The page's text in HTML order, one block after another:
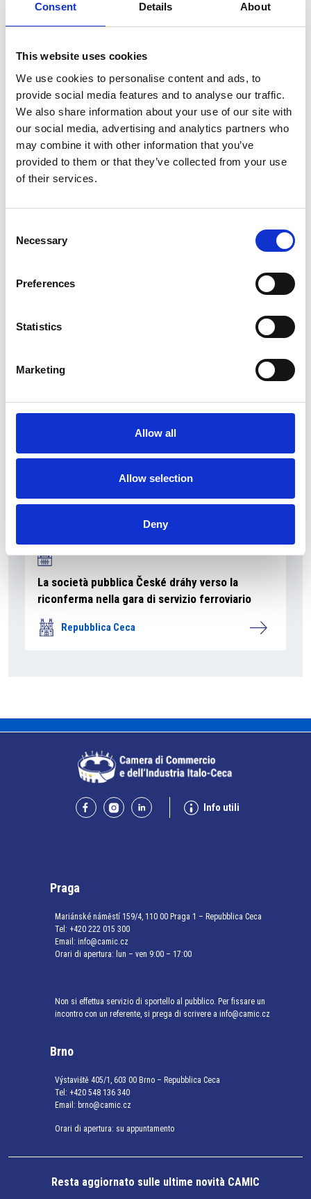
Consent Details About
This website uses cookies
We use cookies to personalise content and ads, to
provide social media features and to analyse our traffic.
We also share information about your use of our site with
our social media, advertising and analytics partners who
may combine it with other information that you’ve
provided to them or that they’ve collected from your use
of their services.
Selection
Necessary
Preferences
Statistics
Marketing
Allow all
Allow selection
Deny
7 Agosto 2026
Nel primo semestre è aumentata fortemente la
costruzione di nuove abitazioni
Repubblica Ceca
La Škoda avvia la produzione del suo SUV Peaq
Repubblica Ceca
La società pubblica České dráhy verso la
riconferma nella gara di servizio ferroviario
Repubblica Ceca
Info utili
Praga
Mariánské náměstí 159/4, 110 00 Praga 1 – Repubblica Ceca
Tel: +420 222 015 300
Email: info@camic.cz
Orari di apertura: lun – ven 9:00 – 17:00
Non si effettua servizio di sportello al pubblico. Per fissare un
incontro con un referente, si prega di scrivere a info@camic.cz
Brno
Výstaviště 405/1, 603 00 Brno – Repubblica Ceca
Tel: +420 548 136 340
Email: brno@camic.cz
Orari di apertura: su appuntamento
Resta aggiornato sulle ultime novità CAMIC